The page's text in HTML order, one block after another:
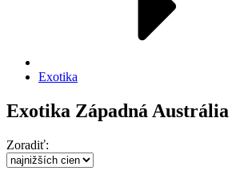
Exotika
Exotika Západná Austrália
Zoradiť: